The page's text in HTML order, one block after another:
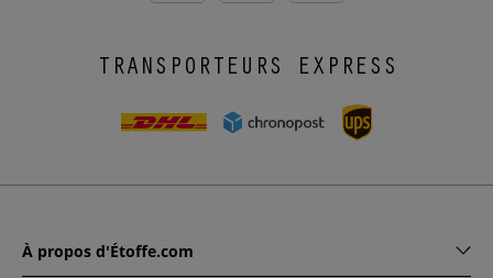
TRANSPORTEURS EXPRESS
À propos d'Étoffe.com